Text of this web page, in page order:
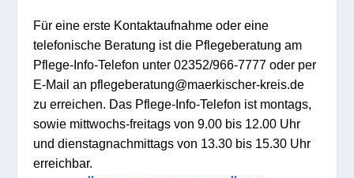
Für eine erste Kontaktaufnahme oder eine
telefonische Beratung ist die Pflegeberatung am
Pflege-Info-Telefon unter 02352/966-7777 oder per
E-Mail an pflegeberatung@maerkischer-kreis.de
zu erreichen. Das Pflege-Info-Telefon ist montags,
sowie mittwochs-freitags von 9.00 bis 12.00 Uhr
und dienstagnachmittags von 13.30 bis 15.30 Uhr
erreichbar.